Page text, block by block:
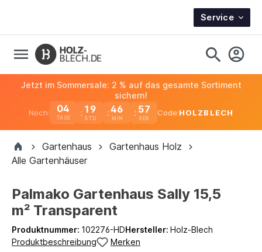
Service
Noch: 04
TAGE
19 46 56
Jetzt im Sommersale: 2 % auf das gesamte Sortiment
sichern!
Code:HOLZBLECH
Gartenhaus
Gartenhaus Holz
Alle Gartenhäuser
Palmako Gartenhaus Sally 15,5
m² Transparent
Produktnummer: 102276-HDHersteller: Holz-Blech
Produktbeschreibung
Merken